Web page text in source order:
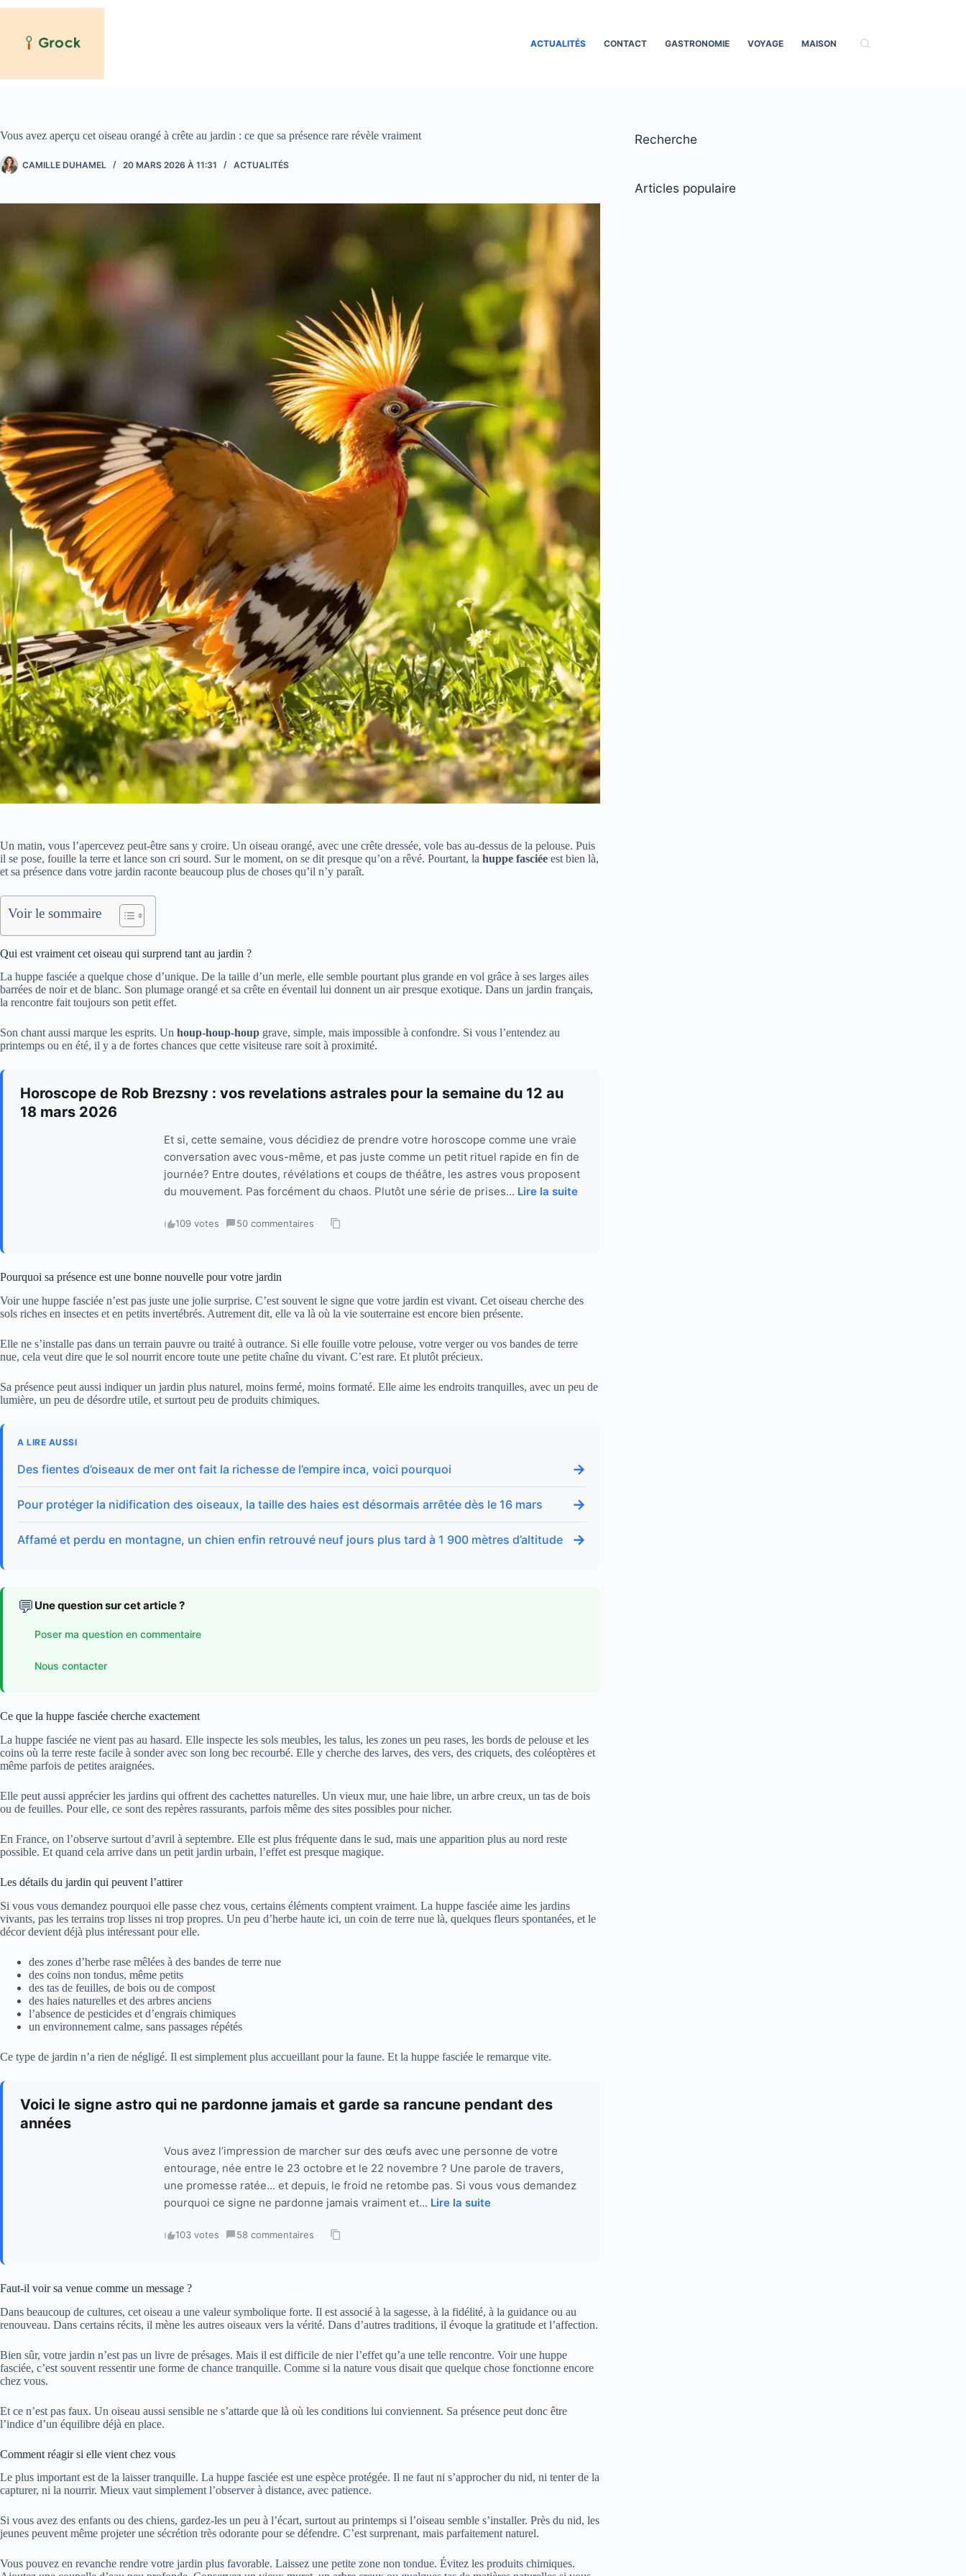
Passer
ACTUALITÉS CONTACT GASTRONOMIE VOYAGE MAISON
Vous avez aperçu cet oiseau orangé à crête au jardin : ce que sa présence rare révèle vraiment
CAMILLE DUHAMEL 20 MARS 2026 À 11:31 ACTUALITÉS
Un matin, vous l’apercevez peut-être sans y croire. Un oiseau orangé, avec une crête dressée, vole bas au-dessus de la pelouse. Puis
il se pose, fouille la terre et lance son cri sourd. Sur le moment, on se dit presque qu’on a rêvé. Pourtant, la huppe fasciée est bien là,
et sa présence dans votre jardin raconte beaucoup plus de choses qu’il n’y paraît.
Voir le sommaire
Qui est vraiment cet oiseau qui surprend tant au jardin ?
La huppe fasciée a quelque chose d’unique. De la taille d’un merle, elle semble pourtant plus grande en vol grâce à ses larges ailes
barrées de noir et de blanc. Son plumage orangé et sa crête en éventail lui donnent un air presque exotique. Dans un jardin français,
la rencontre fait toujours son petit effet.
Son chant aussi marque les esprits. Un houp-houp-houp grave, simple, mais impossible à confondre. Si vous l’entendez au
printemps ou en été, il y a de fortes chances que cette visiteuse rare soit à proximité.
Horoscope de Rob Brezsny : vos revelations astrales pour la semaine du 12 au
18 mars 2026
Et si, cette semaine, vous décidiez de prendre votre horoscope comme une vraie
conversation avec vous-même, et pas juste comme un petit rituel rapide en fin de
journée? Entre doutes, révélations et coups de théâtre, les astres vous proposent
du mouvement. Pas forcément du chaos. Plutôt une série de prises... Lire la suite
109 votes · 50 commentaires ·
Pourquoi sa présence est une bonne nouvelle pour votre jardin
Voir une huppe fasciée n’est pas juste une jolie surprise. C’est souvent le signe que votre jardin est vivant. Cet oiseau cherche des
sols riches en insectes et en petits invertébrés. Autrement dit, elle va là où la vie souterraine est encore bien présente.
Elle ne s’installe pas dans un terrain pauvre ou traité à outrance. Si elle fouille votre pelouse, votre verger ou vos bandes de terre
nue, cela veut dire que le sol nourrit encore toute une petite chaîne du vivant. C’est rare. Et plutôt précieux.
Sa présence peut aussi indiquer un jardin plus naturel, moins fermé, moins formaté. Elle aime les endroits tranquilles, avec un peu de
lumière, un peu de désordre utile, et surtout peu de produits chimiques.
A LIRE AUSSI
Des fientes d’oiseaux de mer ont fait la richesse de l’empire inca, voici pourquoi →
Pour protéger la nidification des oiseaux, la taille des haies est désormais arrêtée dès le 16 mars →
Affamé et perdu en montagne, un chien enfin retrouvé neuf jours plus tard à 1 900 mètres d’altitude →
💬 Une question sur cet article ?
Poser ma question en commentaire
Nous contacter
Ce que la huppe fasciée cherche exactement
La huppe fasciée ne vient pas au hasard. Elle inspecte les sols meubles, les talus, les zones un peu rases, les bords de pelouse et les
coins où la terre reste facile à sonder avec son long bec recourbé. Elle y cherche des larves, des vers, des criquets, des coléoptères et
même parfois de petites araignées.
Elle peut aussi apprécier les jardins qui offrent des cachettes naturelles. Un vieux mur, une haie libre, un arbre creux, un tas de bois
ou de feuilles. Pour elle, ce sont des repères rassurants, parfois même des sites possibles pour nicher.
En France, on l’observe surtout d’avril à septembre. Elle est plus fréquente dans le sud, mais une apparition plus au nord reste
possible. Et quand cela arrive dans un petit jardin urbain, l’effet est presque magique.
Les détails du jardin qui peuvent l’attirer
Si vous vous demandez pourquoi elle passe chez vous, certains éléments comptent vraiment. La huppe fasciée aime les jardins
vivants, pas les terrains trop lisses ni trop propres. Un peu d’herbe haute ici, un coin de terre nue là, quelques fleurs spontanées, et le
décor devient déjà plus intéressant pour elle.
des zones d’herbe rase mêlées à des bandes de terre nue
des coins non tondus, même petits
des tas de feuilles, de bois ou de compost
des haies naturelles et des arbres anciens
l’absence de pesticides et d’engrais chimiques
un environnement calme, sans passages répétés
Ce type de jardin n’a rien de négligé. Il est simplement plus accueillant pour la faune. Et la huppe fasciée le remarque vite.
Voici le signe astro qui ne pardonne jamais et garde sa rancune pendant des
années
Vous avez l’impression de marcher sur des œufs avec une personne de votre
entourage, née entre le 23 octobre et le 22 novembre ? Une parole de travers,
une promesse ratée… et depuis, le froid ne retombe pas. Si vous vous demandez
pourquoi ce signe ne pardonne jamais vraiment et... Lire la suite
103 votes · 58 commentaires ·
Faut-il voir sa venue comme un message ?
Dans beaucoup de cultures, cet oiseau a une valeur symbolique forte. Il est associé à la sagesse, à la fidélité, à la guidance ou au
renouveau. Dans certains récits, il mène les autres oiseaux vers la vérité. Dans d’autres traditions, il évoque la gratitude et l’affection.
Bien sûr, votre jardin n’est pas un livre de présages. Mais il est difficile de nier l’effet qu’a une telle rencontre. Voir une huppe
fasciée, c’est souvent ressentir une forme de chance tranquille. Comme si la nature vous disait que quelque chose fonctionne encore
chez vous.
Et ce n’est pas faux. Un oiseau aussi sensible ne s’attarde que là où les conditions lui conviennent. Sa présence peut donc être
l’indice d’un équilibre déjà en place.
Comment réagir si elle vient chez vous
Le plus important est de la laisser tranquille. La huppe fasciée est une espèce protégée. Il ne faut ni s’approcher du nid, ni tenter de la
capturer, ni la nourrir. Mieux vaut simplement l’observer à distance, avec patience.
Si vous avez des enfants ou des chiens, gardez-les un peu à l’écart, surtout au printemps si l’oiseau semble s’installer. Près du nid, les
jeunes peuvent même projeter une sécrétion très odorante pour se défendre. C’est surprenant, mais parfaitement naturel.
Vous pouvez en revanche rendre votre jardin plus favorable. Laissez une petite zone non tondue. Évitez les produits chimiques.
Recherche
Articles populaire